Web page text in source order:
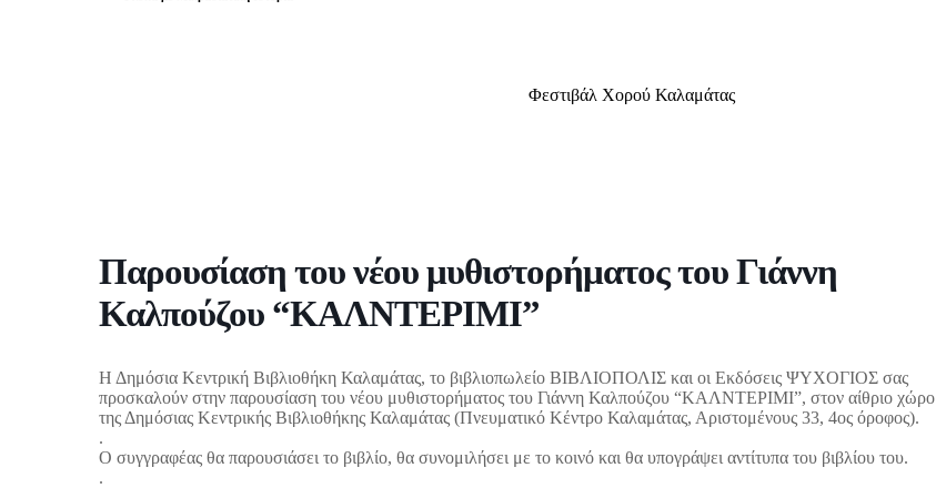
Φεστιβάλ Χορού Καλαμάτας
Παρουσίαση του νέου μυθιστορήματος του Γιάννη
Καλπούζου “ΚΑΛΝΤΕΡΙΜΙ”
Η Δημόσια Κεντρική Βιβλιοθήκη Καλαμάτας, το βιβλιοπωλείο ΒΙΒΛΙΟΠΟΛΙΣ και οι Εκδόσεις ΨΥΧΟΓΙΟΣ σας
προσκαλούν στην παρουσίαση του νέου μυθιστορήματος του Γιάννη Καλπούζου “ΚΑΛΝΤΕΡΙΜΙ”, στον αίθριο χώρο
της Δημόσιας Κεντρικής Βιβλιοθήκης Καλαμάτας (Πνευματικό Κέντρο Καλαμάτας, Αριστομένους 33, 4ος όροφος).
.
Ο συγγραφέας θα παρουσιάσει το βιβλίο, θα συνομιλήσει με το κοινό και θα υπογράψει αντίτυπα του βιβλίου του.
.